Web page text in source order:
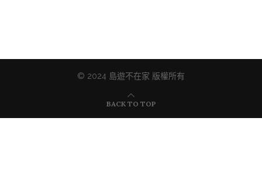
© 2024 島遊不在家 版權所有
BACK TO TOP